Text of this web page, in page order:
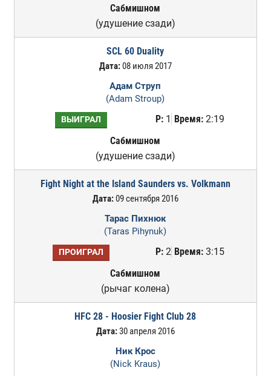
Сабмишном
(удушение сзади)
SCL 60 Duality
Дата:08 июля 2017
Адам Струп
(Adam Stroup)
ВЫИГРАЛ Р:1 Время:2:19
Сабмишном
(удушение сзади)
Fight Night at the Island Saunders vs. Volkmann
Дата:09 сентября 2016
Тарас Пихнюк
(Taras Pihynuk)
ПРОИГРАЛ Р:2 Время:3:15
Сабмишном
(рычаг колена)
HFC 28 - Hoosier Fight Club 28
Дата:30 апреля 2016
Ник Крос
(Nick Kraus)